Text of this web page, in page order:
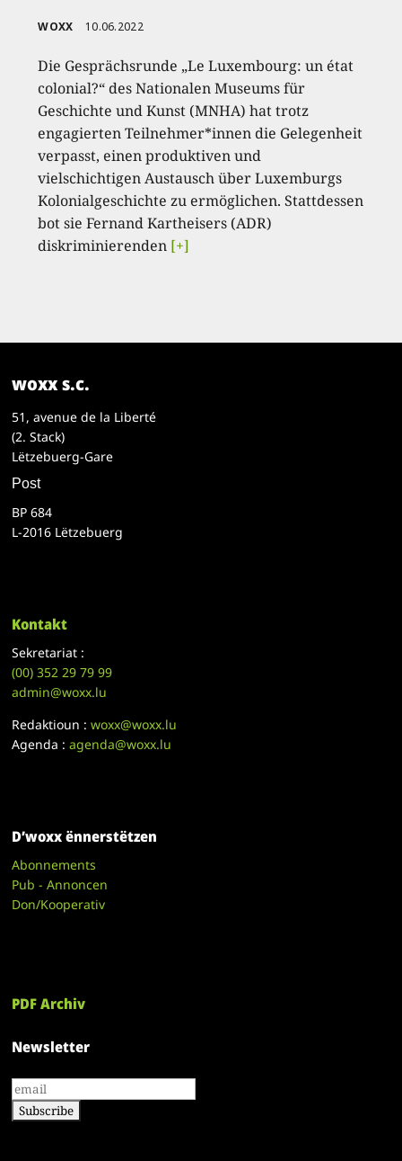
WOXX 10.06.2022
Die Gesprächsrunde „Le Luxembourg: un état
colonial?“ des Nationalen Museums für
Geschichte und Kunst (MNHA) hat trotz
engagierten Teilnehmer*innen die Gelegenheit
verpasst, einen produktiven und
vielschichtigen Austausch über Luxemburgs
Kolonialgeschichte zu ermöglichen. Stattdessen
bot sie Fernand Kartheisers (ADR)
diskriminierenden [+]
woxx s.c.
51, avenue de la Liberté
(2. Stack)
Lëtzebuerg-Gare
Post
BP 684
L-2016 Lëtzebuerg
Kontakt
Sekretariat :
(00)352 29 79 99
admin@woxx.lu
Redaktioun :woxx@woxx.lu
Agenda :agenda@woxx.lu
D’woxx ënnerstëtzen
Abonnements
Pub - Annoncen
Don/Kooperativ
PDF Archiv
Newsletter